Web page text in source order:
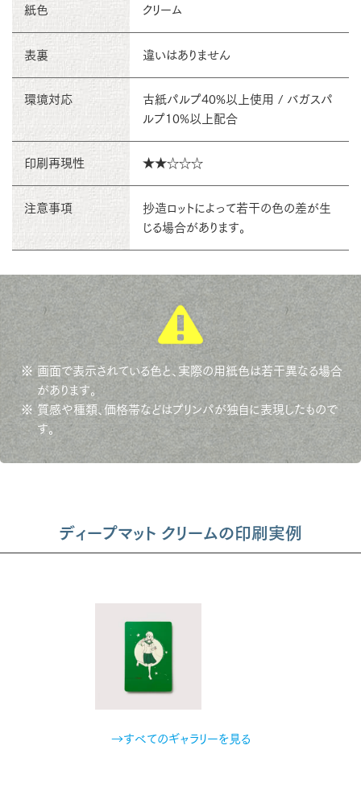
紙色 クリーム
表裏 違いはありません
環境対応
古紙パルプ40%以上使用 / バガスパ
ルプ10%以上配合
印刷再現性 ★★☆☆☆
注意事項
抄造ロットによって若干の色の差が生
じる場合があります。
※ 画面で表示されている色と、実際の用紙色は若干異なる場合
があります。
※ 質感や種類、価格帯などはプリンパが独自に表現したもので
す。
ディープマット クリームの印刷実例
→すべてのギャラリーを見る